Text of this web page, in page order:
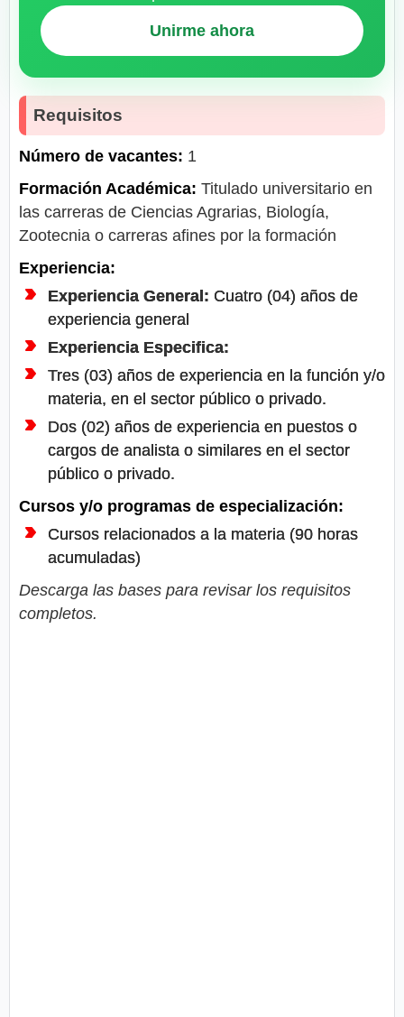
Unirme ahora
Requisitos
Número de vacantes: 1
Formación Académica: Titulado universitario en
las carreras de Ciencias Agrarias, Biología,
Zootecnia o carreras afines por la formación
Experiencia:
Experiencia General: Cuatro (04) años de
experiencia general
Experiencia Especifica:
Tres (03) años de experiencia en la función y/o
materia, en el sector público o privado.
Dos (02) años de experiencia en puestos o
cargos de analista o similares en el sector
público o privado.
Cursos y/o programas de especialización:
Cursos relacionados a la materia (90 horas
acumuladas)
Descarga las bases para revisar los requisitos
completos.